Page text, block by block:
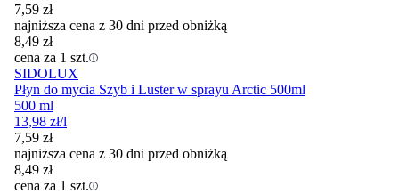
7,59 zł
najniższa cena z 30 dni przed obniżką
8,49 zł
cena za 1 szt.
SIDOLUX
Płyn do mycia Szyb i Luster w sprayu Arctic 500ml
500 ml
13,98 zł/l
7,59 zł
najniższa cena z 30 dni przed obniżką
8,49 zł
cena za 1 szt.